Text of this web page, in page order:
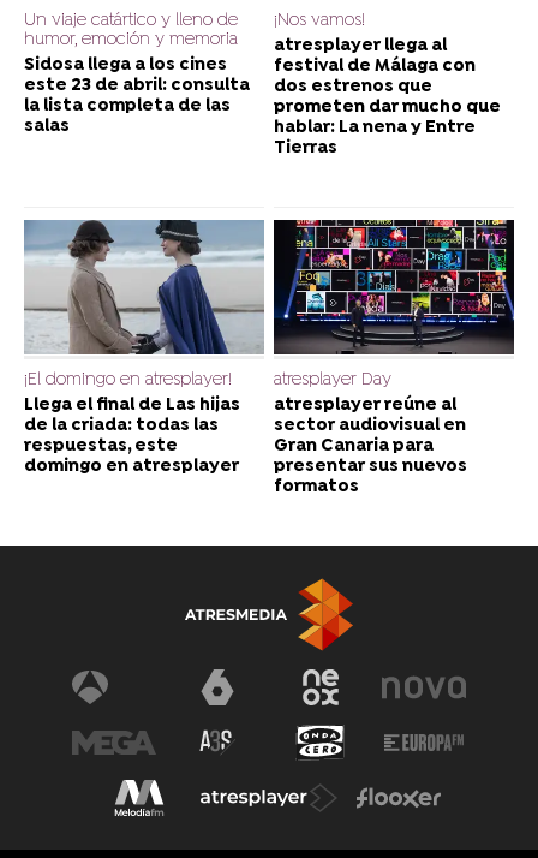
Un viaje catártico y lleno de
humor, emoción y memoria
Sidosa llega a los cines
este 23 de abril: consulta
la lista completa de las
salas
¡Nos vamos!
atresplayer llega al
festival de Málaga con
dos estrenos que
prometen dar mucho que
hablar: La nena y Entre
Tierras
¡El domingo en atresplayer!
Llega el final de Las hijas
de la criada: todas las
respuestas, este
domingo en atresplayer
atresplayer Day
atresplayer reúne al
sector audiovisual en
Gran Canaria para
presentar sus nuevos
formatos